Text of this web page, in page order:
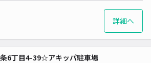
詳細へ
6丁目4-39☆アキッパ駐車場